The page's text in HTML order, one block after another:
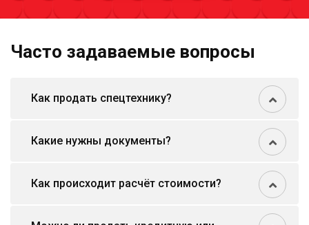
Часто задаваемые вопросы
Как продать спецтехнику?
Какие нужны документы?
Как происходит расчёт стоимости?